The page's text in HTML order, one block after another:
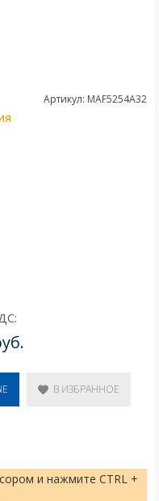
Артикул: MAF5254A32
В ИЗБРАННОЕ
и нажмите CTRL +